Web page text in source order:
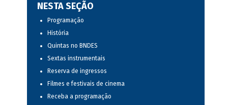
NESTA SEÇÃO
Programação
História
Quintas no BNDES
Sextas instrumentais
Reserva de ingressos
Filmes e festivais de cinema
Receba a programação